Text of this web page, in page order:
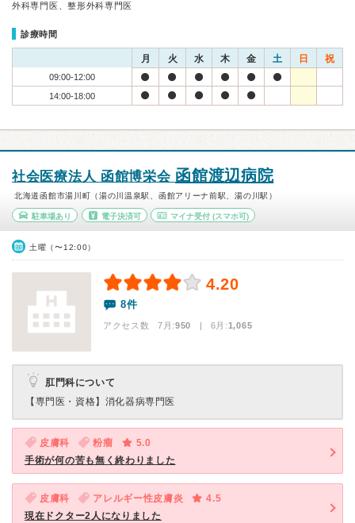
外科専門医、整形外科専門医
診療時間
月 火 水 木 金 土 日 祝
09:00-12:00
14:00-18:00
社会医療法人 函館博栄会 函館渡辺病院
北海道函館市湯川町（湯の川温泉駅、函館アリーナ前駅、湯の川駅）
駐車場あり 電子決済可 マイナ受付 (スマホ可)
土曜（〜12:00）
4.20
8件
アクセス数 7月:950 | 6月:1,065
肛門科について
【専門医・資格】 消化器病専門医
皮膚科 粉瘤
5.0
手術が何の苦も無く終わりました
皮膚科 アレルギー性皮膚炎
4.5
現在ドクター2人になりました